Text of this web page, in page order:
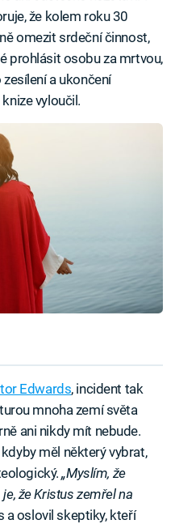
že kolem roku 30
omezit srdeční činnost,
prohlásit osobu za mrtvou,
a ukončení
vyloučil.
Edwards, incident tak
mnoha zemí světa
ani nikdy mít nebude.
měl některý vybrat,
„Myslím, že
že Kristus zemřel na
oslovil skeptiky, kteří